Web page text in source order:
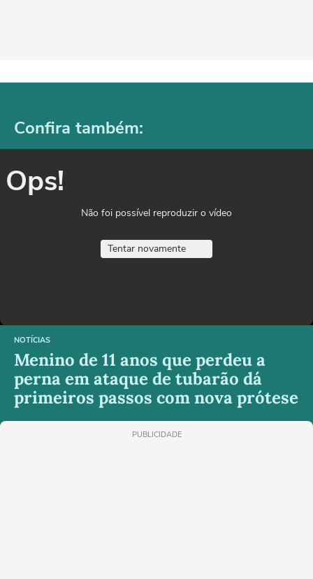
Confira também:
Ops!
Não foi possível reproduzir o vídeo
Tentar novamente
NOTÍCIAS
Menino de 11 anos que perdeu a
perna em ataque de tubarão dá
primeiros passos com nova prótese
PUBLICIDADE